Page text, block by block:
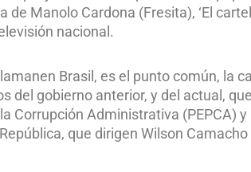
Manolo Cardona (Fresita), ‘El
nacional.
llamanen Brasil, es el punto común, la
del gobierno anterior, y del actual,
Corrupción Administrativa (PEPCA) y
que dirigen Wilson Camacho